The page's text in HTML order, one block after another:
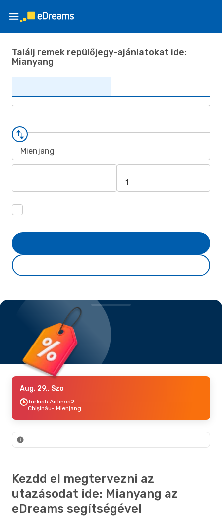
Találj remek repülőjegy-ajánlatokat ide:
Mianyang
Mienjang
1
Aug. 29., Szo
Turkish Airlines2
Chișinău- Mienjang
Kezdd el megtervezni az
utazásodat ide: Mianyang az
eDreams segítségével